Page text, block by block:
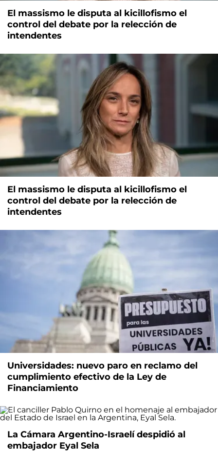
El massismo le disputa al kicillofismo el
control del debate por la relección de
intendentes
El massismo le disputa al kicillofismo el
control del debate por la relección de
intendentes
Universidades: nuevo paro en reclamo del
cumplimiento efectivo de la Ley de
Financiamiento
La Cámara Argentino-Israelí despidió al
embajador Eyal Sela